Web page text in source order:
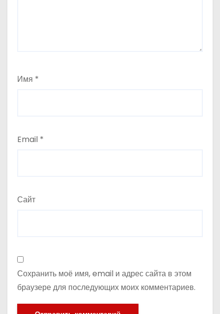
Имя *
Email *
Сайт
Сохранить моё имя, email и адрес сайта в этом
браузере для последующих моих комментариев.